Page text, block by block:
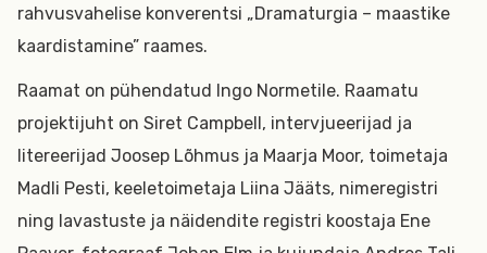
rahvusvahelise konverentsi „Dramaturgia – maastike
kaardistamine” raames.
Raamat on pühendatud Ingo Normetile. Raamatu
projektijuht on Siret Campbell, intervjueerijad ja
litereerijad Joosep Lõhmus ja Maarja Moor, toimetaja
Madli Pesti, keeletoimetaja Liina Jääts, nimeregistri
ning lavastuste ja näidendite registri koostaja Ene